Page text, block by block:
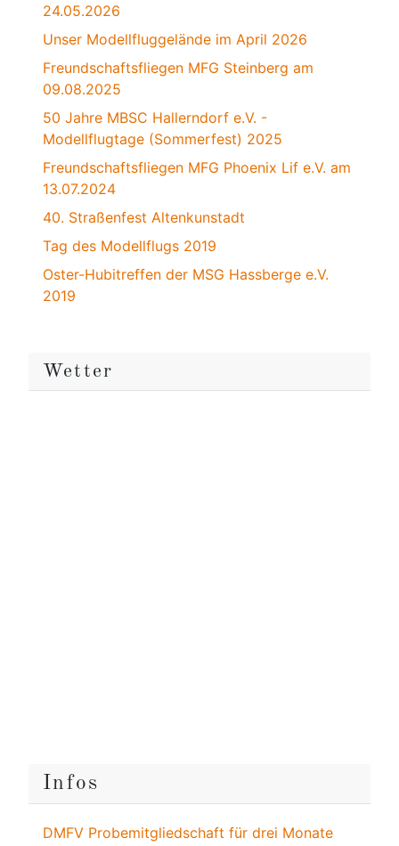
24.05.2026
Unser Modellfluggelände im April 2026
Freundschaftsfliegen MFG Steinberg am
09.08.2025
50 Jahre MBSC Hallerndorf e.V. -
Modellflugtage (Sommerfest) 2025
Freundschaftsfliegen MFG Phoenix Lif e.V. am
13.07.2024
40. Straßenfest Altenkunstadt
Tag des Modellflugs 2019
Oster-Hubitreffen der MSG Hassberge e.V.
2019
Wetter
Infos
DMFV Probemitgliedschaft für drei Monate